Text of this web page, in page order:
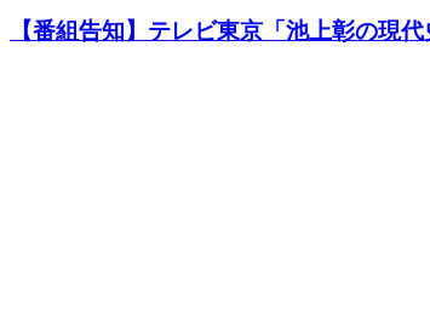
【番組告知】テレビ東京「池上彰の現代